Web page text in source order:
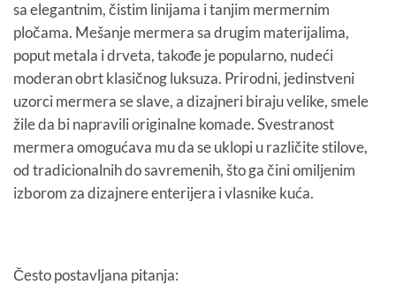
sa elegantnim, čistim linijama i tanjim mermernim
pločama. Mešanje mermera sa drugim materijalima,
poput metala i drveta, takođe je popularno, nudeći
moderan obrt klasičnog luksuza. Prirodni, jedinstveni
uzorci mermera se slave, a dizajneri biraju velike, smele
žile da bi napravili originalne komade. Svestranost
mermera omogućava mu da se uklopi u različite stilove,
od tradicionalnih do savremenih, što ga čini omiljenim
izborom za dizajnere enterijera i vlasnike kuća.
Često postavljana pitanja: